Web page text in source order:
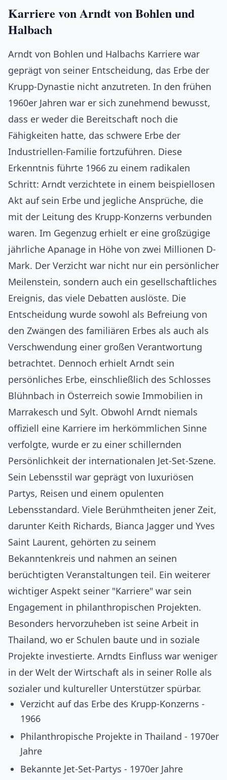
Karriere von Arndt von Bohlen und
Halbach
Arndt von Bohlen und Halbachs Karriere war
geprägt von seiner Entscheidung, das Erbe der
Krupp-Dynastie nicht anzutreten. In den frühen
1960er Jahren war er sich zunehmend bewusst,
dass er weder die Bereitschaft noch die
Fähigkeiten hatte, das schwere Erbe der
Industriellen-Familie fortzuführen. Diese
Erkenntnis führte 1966 zu einem radikalen
Schritt: Arndt verzichtete in einem beispiellosen
Akt auf sein Erbe und jegliche Ansprüche, die
mit der Leitung des Krupp-Konzerns verbunden
waren. Im Gegenzug erhielt er eine großzügige
jährliche Apanage in Höhe von zwei Millionen D-
Mark. Der Verzicht war nicht nur ein persönlicher
Meilenstein, sondern auch ein gesellschaftliches
Ereignis, das viele Debatten auslöste. Die
Entscheidung wurde sowohl als Befreiung von
den Zwängen des familiären Erbes als auch als
Verschwendung einer großen Verantwortung
betrachtet. Dennoch erhielt Arndt sein
persönliches Erbe, einschließlich des Schlosses
Blühnbach in Österreich sowie Immobilien in
Marrakesch und Sylt. Obwohl Arndt niemals
offiziell eine Karriere im herkömmlichen Sinne
verfolgte, wurde er zu einer schillernden
Persönlichkeit der internationalen Jet-Set-Szene.
Sein Lebensstil war geprägt von luxuriösen
Partys, Reisen und einem opulenten
Lebensstandard. Viele Berühmtheiten jener Zeit,
darunter Keith Richards, Bianca Jagger und Yves
Saint Laurent, gehörten zu seinem
Bekanntenkreis und nahmen an seinen
berüchtigten Veranstaltungen teil. Ein weiterer
wichtiger Aspekt seiner "Karriere" war sein
Engagement in philanthropischen Projekten.
Besonders hervorzuheben ist seine Arbeit in
Thailand, wo er Schulen baute und in soziale
Projekte investierte. Arndts Einfluss war weniger
in der Welt der Wirtschaft als in seiner Rolle als
sozialer und kultureller Unterstützer spürbar.
Verzicht auf das Erbe des Krupp-Konzerns -
1966
Philanthropische Projekte in Thailand - 1970er
Jahre
Bekannte Jet-Set-Partys - 1970er Jahre